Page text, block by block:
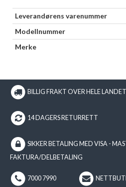
Leverandørens varenummer
Modellnummer
Merke
BILLIG FRAKT OVER HELE LANDET
14 DAGERS RETURRETT
SIKKER BETALING MED VISA -
FAKTURA/DELBETALING
7000 7990